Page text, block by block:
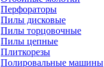
Перфораторы
Пилы дисковые
Пилы торцовочные
Пилы цепные
Плиткорезы
Полировальные машины